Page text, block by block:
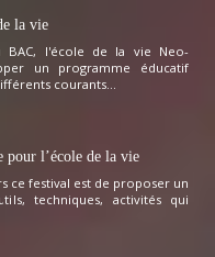
la vie
BAC, l'école de la vie Neo-
un programme éducatif
courants...
pour l’école de la vie
ce festival est de proposer un
techniques, activités qui